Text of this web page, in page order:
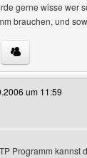
gerne wisse wer
brauchen, und
dieses
um 11:59
Programm kannst